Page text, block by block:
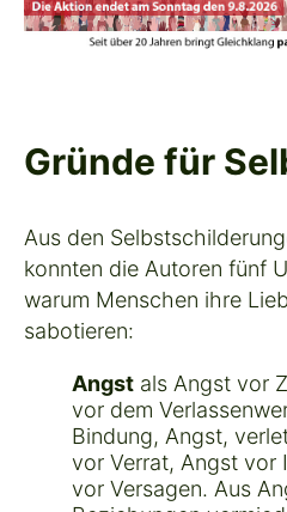
Gründe für
Aus den
konnten die Autoren fünf
warum Menschen ihre
sabotieren:
Angst als Angst vor
vor dem
Bindung, Angst,
vor Verrat, Angst vor
vor Versagen. Aus